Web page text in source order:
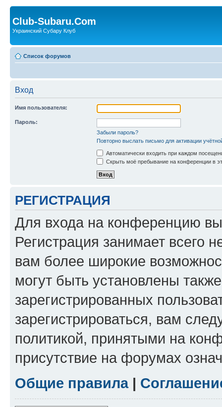
Club-Subaru.Com
Украинский Субару Клуб
Список форумов
Вход
Имя пользователя:
Пароль:
Забыли пароль?
Повторно выслать письмо для активации
Автоматически входить при каждом
Скрыть моё пребывание на конференции в
РЕГИСТРАЦИЯ
Для входа на конференцию
Регистрация занимает всего
вам более широкие
могут быть установлены
зарегистрированных
зарегистрироваться, вам
политикой, принятыми на
присутствие на форумах
Общие правила|